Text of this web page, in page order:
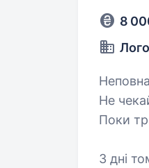
8
Не
Поки
3 дні